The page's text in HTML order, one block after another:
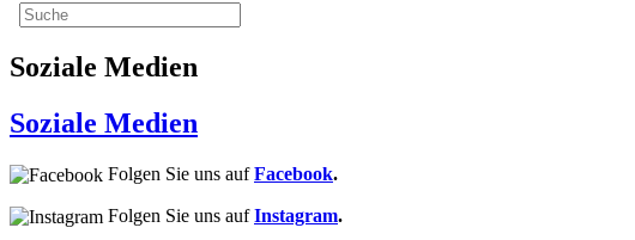
Soziale Medien
Soziale Medien
Folgen Sie uns aufFacebook.
Folgen Sie uns aufInstagram.